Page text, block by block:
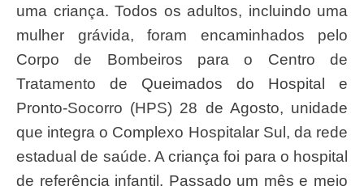
uma criança. Todos os adultos, incluindo uma
mulher grávida, foram encaminhados pelo
Corpo de Bombeiros para o Centro de
Tratamento de Queimados do Hospital e
Pronto-Socorro (HPS) 28 de Agosto, unidade
que integra o Complexo Hospitalar Sul, da rede
estadual de saúde. A criança foi para o hospital
de referência infantil. Passado um mês e meio